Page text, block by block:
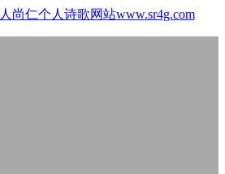
尚仁个人诗歌网站www.sr4g.com